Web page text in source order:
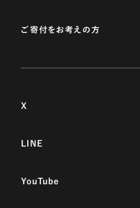
ご寄付をお考えの方
X
LINE
YouTube